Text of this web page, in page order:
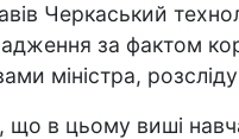
Черкаський
за фактом
міністра,
що в цьому виші